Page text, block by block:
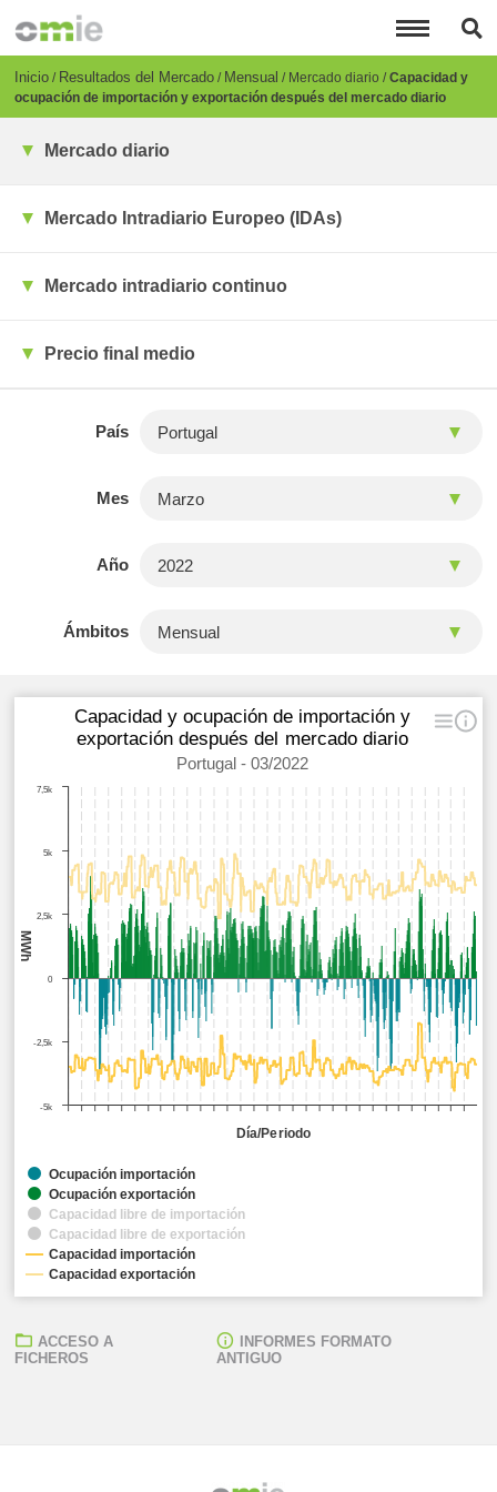
principal
Breadcrumb
Inicio Resultados del Mercado Mensual Mercado diario Capacidad y
ocupación de importación y exportación después del mercado diario
Mercado diario
Mercado Intradiario Europeo (IDAs)
Mercado intradiario continuo
Precio final medio
País
Mes
Año
Ámbitos
Día/Periodo
MWh
Capacidad y ocupación de importación y
exportación después del mercado diario
Portugal - 03/2022
-5k
-2,5k
0
2,5k
5k
7,5k
Ocupación importación
Ocupación exportación
Capacidad libre de importación
Capacidad libre de exportación
Capacidad importación
Capacidad exportación
ACCESO A
FICHEROS
INFORMES FORMATO
ANTIGUO